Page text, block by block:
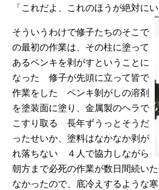
「これだよ、これのほうが絶対にい
そういうわけで修子たちのそこで
の最初の作業は、その柱に塗って
あるペンキを剥がすということに
なった 修子が先頭に立って皆で
作業をした ペンキ剝がしの溶剤
を塗装面に塗り、金属製のヘラで
こすり取る 長年ずうっとそうだ
ったせいか、塗料はなかなか剥が
れ落ちない ４人で協力しながら
朝方まで必死の作業が数日間続い
なかったので、底冷えするような